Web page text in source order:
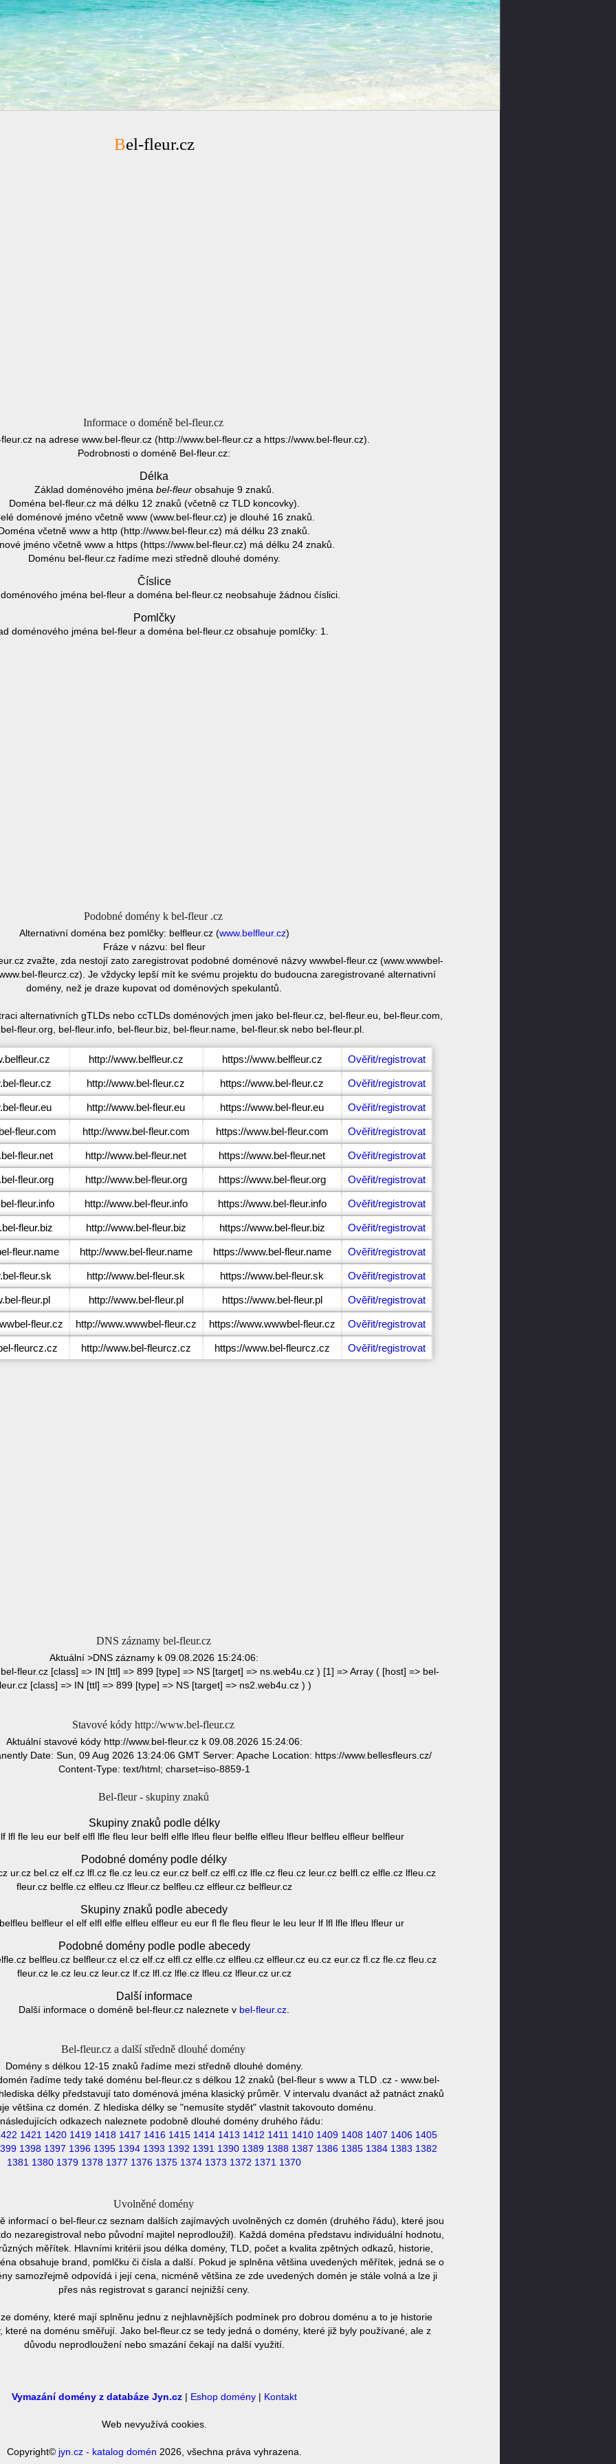
Bel-fleur.cz
Informace o doméně bel-fleur.cz
na adrese www.bel-fleur.cz (http://www.bel-fleur.cz a https://www.bel-fleur.cz).
Podrobnosti o doméně Bel-fleur.cz:
Délka
Základ doménového jména bel-fleurobsahuje 9 znaků.
Doména bel-fleur.cz má délku 12 znaků (včetně cz TLD koncovky).
doménové jméno včetně www (www.bel-fleur.cz) je dlouhé 16 znaků.
včetně www a http (http://www.bel-fleur.cz) má délku 23 znaků.
jméno včetně www a https (https://www.bel-fleur.cz) má délku 24 znaků.
Doménu bel-fleur.cz řadíme mezi středně dlouhé domény.
Číslice
jména bel-fleur a doména bel-fleur.cz neobsahuje žádnou číslici.
Pomlčky
doménového jména bel-fleur a doména bel-fleur.cz obsahuje pomlčky: 1.
Podobné domény k bel-fleur .cz
Alternativní doména bez pomlčky: belfleur.cz (www.belfleur.cz)
Fráze v názvu: bel fleur
zvažte, zda nestojí zato zaregistrovat podobné doménové názvy wwwbel-fleur.cz (www.wwwbel-
fleurcz.cz). Je vždycky lepší mít ke svému projektu do budoucna zaregistrované alternativní
domény, než je draze kupovat od doménových spekulantů.
alternativních gTLDs nebo ccTLDs doménových jmen jako bel-fleur.cz, bel-fleur.eu, bel-fleur.com,
fleur.org, bel-fleur.info, bel-fleur.biz, bel-fleur.name, bel-fleur.sk nebo bel-fleur.pl.
http://www.belfleur.cz https://www.belfleur.cz Ověřit/registrovat
fleur.cz http://www.bel-fleur.cz https://www.bel-fleur.cz Ověřit/registrovat
fleur.eu http://www.bel-fleur.eu https://www.bel-fleur.eu Ověřit/registrovat
fleur.com http://www.bel-fleur.com https://www.bel-fleur.com Ověřit/registrovat
fleur.net http://www.bel-fleur.net https://www.bel-fleur.net Ověřit/registrovat
fleur.org http://www.bel-fleur.org https://www.bel-fleur.org Ověřit/registrovat
fleur.info http://www.bel-fleur.info https://www.bel-fleur.info Ověřit/registrovat
fleur.biz http://www.bel-fleur.biz https://www.bel-fleur.biz Ověřit/registrovat
fleur.name http://www.bel-fleur.name https://www.bel-fleur.name Ověřit/registrovat
fleur.sk http://www.bel-fleur.sk https://www.bel-fleur.sk Ověřit/registrovat
fleur.pl http://www.bel-fleur.pl https://www.bel-fleur.pl Ověřit/registrovat
fleur.cz http://www.wwwbel-fleur.cz https://www.wwwbel-fleur.cz Ověřit/registrovat
fleurcz.cz http://www.bel-fleurcz.cz https://www.bel-fleurcz.cz Ověřit/registrovat
DNS záznamy bel-fleur.cz
Aktuální >DNS záznamy k 09.08.2026 15:24:06:
fleur.cz [class] => IN [ttl] => 899 [type] => NS [target] => ns.web4u.cz ) [1] => Array ( [host] => bel-
[class] => IN [ttl] => 899 [type] => NS [target] => ns2.web4u.cz ) )
Stavové kódy http://www.bel-fleur.cz
Aktuální stavové kódy http://www.bel-fleur.cz k 09.08.2026 15:24:06:
Date: Sun, 09 Aug 2026 13:24:06 GMT Server: Apache Location: https://www.bellesfleurs.cz/
Content-Type: text/html; charset=iso-8859-1
Bel-fleur - skupiny znaků
Skupiny znaků podle délky
lfl fle leu eur belf elfl lfle fleu leur belfl elfle lfleu fleur belfle elfleu lfleur belfleu elfleur belfleur
Podobné domény podle délky
ur.cz bel.cz elf.cz lfl.cz fle.cz leu.cz eur.cz belf.cz elfl.cz lfle.cz fleu.cz leur.cz belfl.cz elfle.cz lfleu.cz
fleur.cz belfle.cz elfleu.cz lfleur.cz belfleu.cz elfleur.cz belfleur.cz
Skupiny znaků podle abecedy
belfleur el elf elfl elfle elfleu elfleur eu eur fl fle fleu fleur le leu leur lf lfl lfle lfleu lfleur ur
Podobné domény podle podle abecedy
belfleu.cz belfleur.cz el.cz elf.cz elfl.cz elfle.cz elfleu.cz elfleur.cz eu.cz eur.cz fl.cz fle.cz fleu.cz
fleur.cz le.cz leu.cz leur.cz lf.cz lfl.cz lfle.cz lfleu.cz lfleur.cz ur.cz
Další informace
Další informace o doméně bel-fleur.cz naleznete v bel-fleur.cz
Bel-fleur.cz a další středně dlouhé domény
Domény s délkou 12-15 znaků řadíme mezi středně dlouhé domény.
řadíme tedy také doménu bel-fleur.cz s délkou 12 znaků (bel-fleur s www a TLD .cz - www.bel-
délky představují tato doménová jména klasický průměr. V intervalu dvanáct až patnáct znaků
většina cz domén. Z hlediska délky se "nemusíte stydět" vlastnit takovouto doménu.
odkazech naleznete podobně dlouhé domény druhého řádu:
1421 1420 1419 1418 1417 1416 1415 1414 1413 1412 1411 1410 1409 1408 1407 1406 1405
1398 1397 1396 1395 1394 1393 1392 1391 1390 1389 1388 1387 1386 1385 1384 1383 1382
1381 1380 1379 1378 1377 1376 1375 1374 1373 1372 1371 1370
Uvolněné domény
informací o bel-fleur.cz seznam dalších zajímavých uvolněných cz domén (druhého řádu), které jsou
nezaregistroval nebo původní majitel neprodloužil). Každá doména představu individuální hodnotu,
měřítek. Hlavními kritérii jsou délka domény, TLD, počet a kvalita zpětných odkazů, historie,
obsahuje brand, pomlčku či čísla a další. Pokud je splněna většina uvedených měřítek, jedná se o
samozřejmě odpovídá i její cena, nicméně většina ze zde uvedených domén je stále volná a lze ji
přes nás registrovat s garancí nejnižší ceny.
domény, které mají splněnu jednu z nejhlavnějších podmínek pro dobrou doménu a to je historie
které na doménu směřují. Jako bel-fleur.cz se tedy jedná o domény, které již byly používané, ale z
důvodu neprodloužení nebo smazání čekají na další využití.
Vymazání domény z databáze Jyn.cz| Eshop domény| Kontakt
Web nevyužívá cookies.
Copyright© jyn.cz - katalog domén 2026, všechna práva vyhrazena.